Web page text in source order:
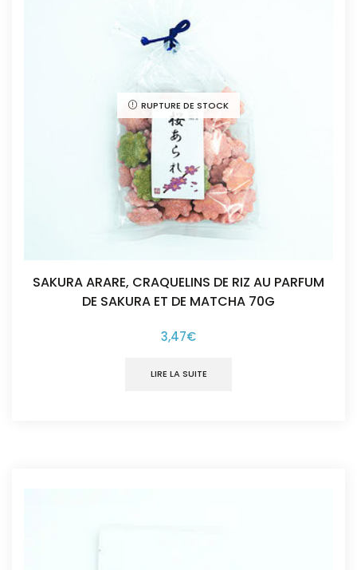
RUPTURE DE STOCK
SAKURA ARARE, CRAQUELINS DE RIZ AU PARFUM
DE SAKURA ET DE MATCHA 70G
3,47€
LIRE LA SUITE